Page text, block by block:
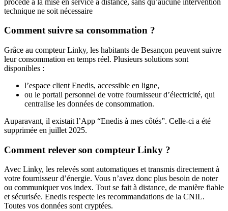
technique ne soit nécessaire
Comment suivre sa consommation ?
Grâce au compteur Linky, les habitants de Besançon peuvent suivre
leur consommation en temps réel. Plusieurs solutions sont
disponibles :
l’espace client Enedis, accessible en ligne,
ou le portail personnel de votre fournisseur d’électricité, qui
centralise les données de consommation.
Auparavant, il existait l’App “Enedis à mes côtés”. Celle-ci a été
supprimée en juillet 2025.
Comment relever son compteur Linky ?
Avec Linky, les relevés sont automatiques et transmis directement à
votre fournisseur d’énergie. Vous n’avez donc plus besoin de noter
ou communiquer vos index. Tout se fait à distance, de manière fiable
et sécurisée. Enedis respecte les recommandations de la CNIL.
Toutes vos données sont cryptées.